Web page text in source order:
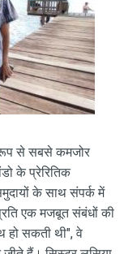
रूप से सबसे कमजोर
के प्रेरितिक
के साथ संपर्क में
एक मजबूत संबंधों की
सकती थी", वे